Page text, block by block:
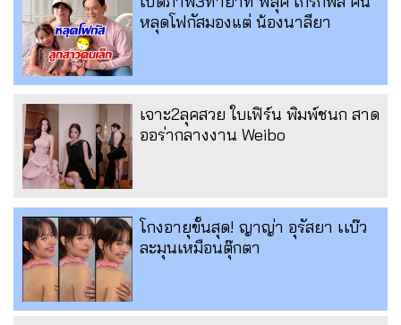
หลุดโฟกัสมองแต่ น้องนาลียา
เจาะ2ลุคสวย ใบเฟิร์น พิมพ์ชนก สาด
ออร่ากลางงาน Weibo
โกงอายุขั้นสุด! ญาญ่า อุรัสยา เเบ๊ว
ละมุนเหมือนตุ๊กตา